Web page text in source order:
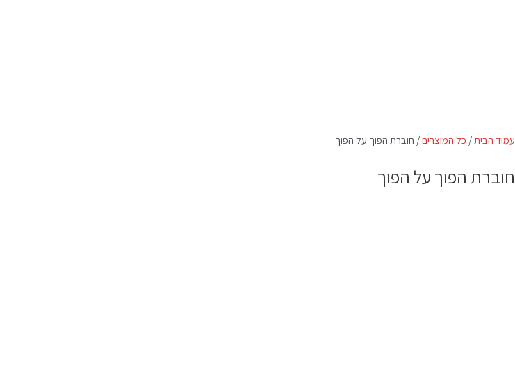
עמוד הבית/ כל המוצרים/ חוברת הפוך על הפוך
חוברת הפוך על הפוך